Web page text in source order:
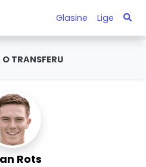
Glasine Lige
TRANSFERU
Rots